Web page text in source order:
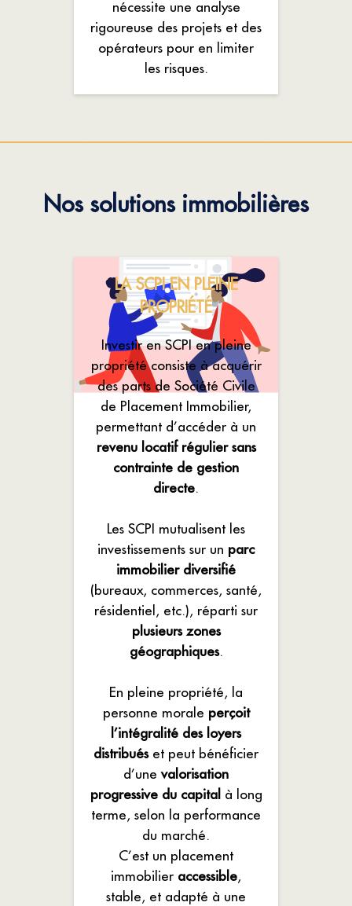
nécessite une analyse
rigoureuse des projets et des
opérateurs pour en limiter
les risques.
Nos solutions immobilières
LA SCPI EN PLEINE
PROPRIÉTÉ
Investir en SCPI en pleine
propriété consiste à acquérir
des parts de Société Civile
de Placement Immobilier,
permettant d’accéder à un
revenu locatif régulier sans
contrainte de gestion
directe.
Les SCPI mutualisent les
investissements sur un parc
immobilier diversifié
(bureaux, commerces, santé,
résidentiel, etc.), réparti sur
plusieurs zones
géographiques.
En pleine propriété, la
personne morale perçoit
l’intégralité des loyers
distribuéset peut bénéficier
d’unevalorisation
progressive du capital à long
terme, selon la performance
du marché.
C’est un placement
immobilier accessible,
stable, et adapté à une